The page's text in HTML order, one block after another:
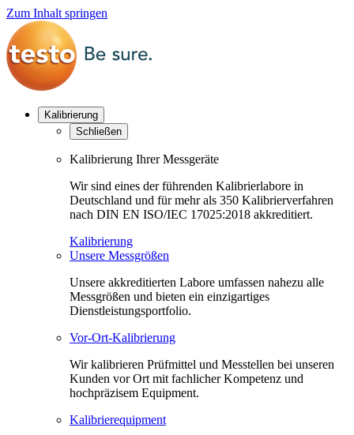
Zum Inhalt springen
Kalibrierung
Schließen
Kalibrierung Ihrer Messgeräte
Wir sind eines der führenden Kalibrierlabore in
Deutschland und für mehr als 350 Kalibrierverfahren
nach DIN EN ISO/IEC 17025:2018 akkreditiert.
Kalibrierung
Unsere Messgrößen
Unsere akkreditierten Labore umfassen nahezu alle
Messgrößen und bieten ein einzigartiges
Dienstleistungsportfolio.
Vor-Ort-Kalibrierung
Wir kalibrieren Prüfmittel und Messtellen bei unseren
Kunden vor Ort mit fachlicher Kompetenz und
hochpräzisem Equipment.
Kalibrierequipment